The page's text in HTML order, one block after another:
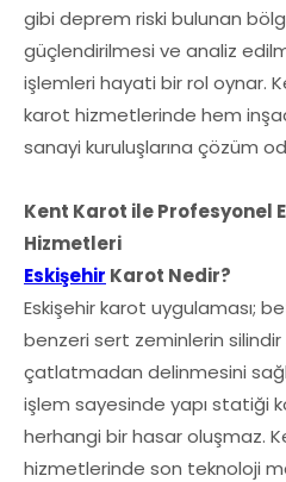
gibi deprem riski bulunan
güçlendirilmesi ve analiz
işlemleri hayati bir rol oynar.
karot hizmetlerinde hem
sanayi kuruluşlarına çözüm
Kent Karot ile Profesyonel
Hizmetleri
Eskişehir Karot Nedir?
Eskişehir karot uygulaması;
benzeri sert zeminlerin
çatlatmadan delinmesini
işlem sayesinde yapı statiği
herhangi bir hasar oluşmaz.
hizmetlerinde son teknoloji